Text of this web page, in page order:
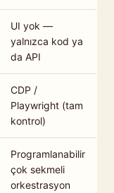
UI yok —
yalnızca kod ya
da API
CDP /
Playwright (tam
kontrol)
Programlanabilir
çok sekmeli
orkestrasyon